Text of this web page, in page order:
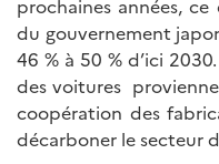
prochaines années,
du gouvernement
46 % à 50 % d’ici
des voitures
coopération des
décarboner le secteur